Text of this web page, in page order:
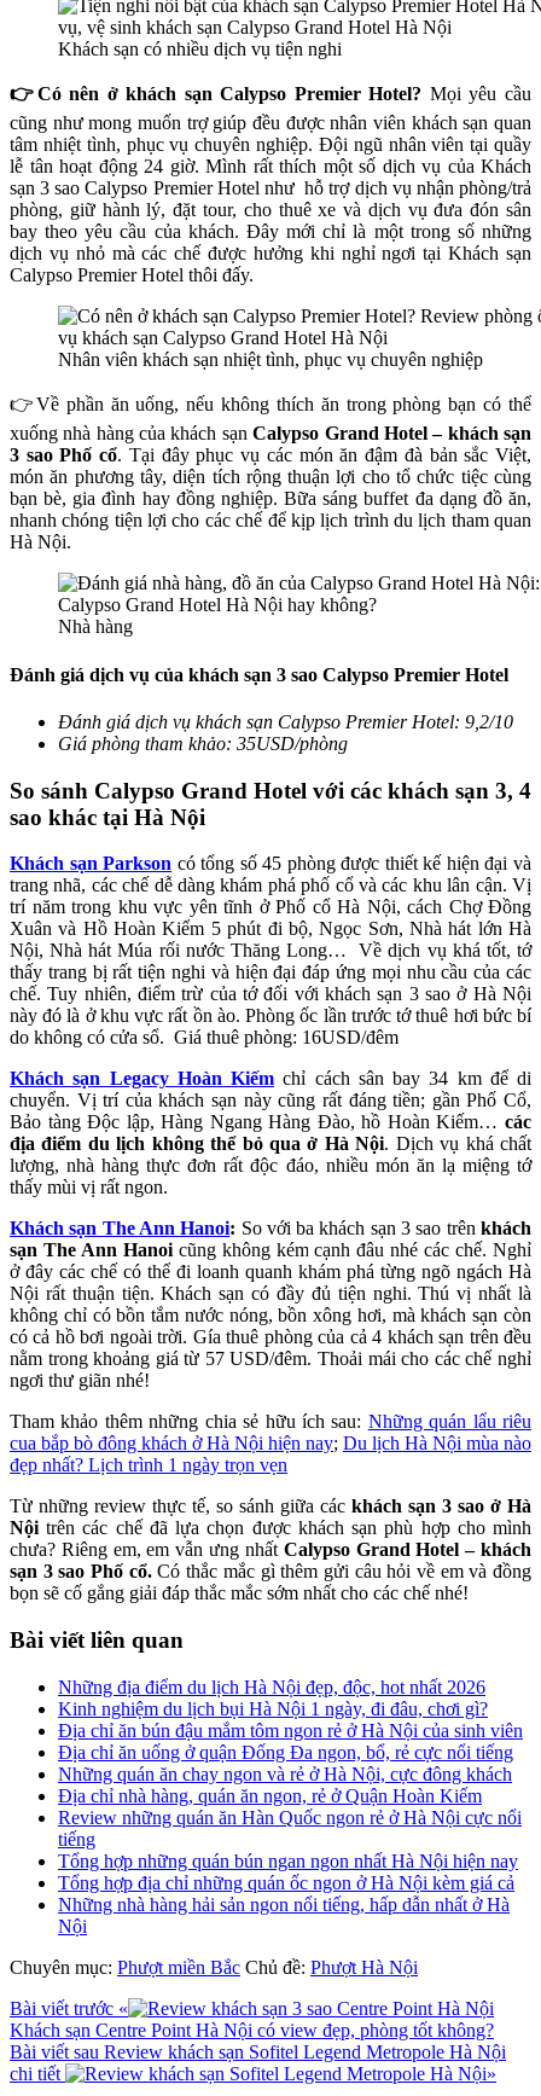
Khách sạn có nhiều dịch vụ tiện nghi
👉Có nên ở khách sạn Calypso Premier Hotel? Mọi yêu cầu
cũng như mong muốn trợ giúp đều được nhân viên khách sạn quan
tâm nhiệt tình, phục vụ chuyên nghiệp. Đội ngũ nhân viên tại quầy
lễ tân hoạt động 24 giờ. Mình rất thích một số dịch vụ của Khách
sạn 3 sao Calypso Premier Hotel như hỗ trợ dịch vụ nhận phòng/trả
phòng, giữ hành lý, đặt tour, cho thuê xe và dịch vụ đưa đón sân
bay theo yêu cầu của khách. Đây mới chỉ là một trong số những
dịch vụ nhỏ mà các chế được hưởng khi nghỉ ngơi tạiKhách sạn
Calypso Premier Hotel thôi đấy.
Nhân viên khách sạn nhiệt tình, phục vụ chuyên nghiệp
👉Về phần ăn uống, nếu không thích ăn trong phòng bạn có thể
xuống nhà hàng của khách sạnCalypso Grand Hotel – khách sạn
3 sao Phố cổ. Tại đây phục vụ các món ăn đậm đà bản sắc Việt,
món ăn phương tây, diện tích rộng thuận lợi cho tổ chức tiệc cùng
bạn bè, gia đình hay đồng nghiệp. Bữa sáng buffet đa dạng đồ ăn,
nhanh chóng tiện lợi cho các chế để kịp lịch trình du lịch tham quan
Hà Nội.
Nhà hàng
Đánh giá dịch vụ của khách sạn 3 sao Calypso Premier Hotel
Đánh giá dịch vụ khách sạn Calypso Premier Hotel: 9,2/10
Giá phòng tham khảo: 35USD/phòng
So sánh Calypso Grand Hotel với các khách sạn 3, 4
sao khác tại Hà Nội
Khách sạn Parkson có tổng số 45 phòng được thiết kế hiện đại và
trang nhã, các chế dễ dàng khám phá phố cổ và các khu lân cận. Vị
trí năm trong khu vực yên tĩnh ở Phố cổ Hà Nội, cách Chợ Đồng
Xuân và Hồ Hoàn Kiếm 5 phút đi bộ, Ngọc Sơn, Nhà hát lớn Hà
Nội, Nhà hát Múa rối nước Thăng Long…Về dịch vụ khá tốt, tớ
thấy trang bị rất tiện nghi và hiện đại đáp ứng mọi nhu cầu của các
chế. Tuy nhiên, điểm trừ của tớ đối với khách sạn 3 sao ở Hà Nội
này đó là ở khu vực rất ồn ào. Phòng ốc lần trước tớ thuê hơi bức bí
do không có cửa sổ. Giá thuê phòng: 16USD/đêm
Khách sạn Legacy Hoàn Kiếm chỉ cách sân bay 34 km để di
chuyển. Vị trí của khách sạn này cũng rất đáng tiền; gần Phố Cổ,
Bảo tàng Độc lập, Hàng Ngang Hàng Đào, hồ Hoàn Kiếm… các
địa điểm du lịch không thể bỏ qua ở Hà Nội. Dịch vụ khá chất
lượng, nhà hàng thực đơn rất độc đáo, nhiều món ăn lạ miệng tớ
thấy mùi vị rất ngon.
Khách sạn The Ann Hanoi: So với ba khách sạn 3 sao trênkhách
sạn The Ann Hanoicũng không kém cạnh đâu nhé các chế. Nghỉ
ở đây các chế có thể đi loanh quanh khám phá từng ngõ ngách Hà
Nội rất thuận tiện. Khách sạn có đầy đủ tiện nghi. Thú vị nhất là
không chỉ có bồn tắm nước nóng, bồn xông hơi, mà khách sạn còn
có cả hồ bơi ngoài trời. Gía thuê phòng của cả 4 khách sạn trên đều
nằm trong khoảng giá từ 57 USD/đêm. Thoải mái cho các chế nghỉ
ngơi thư giãn nhé!
Tham khảo thêm những chia sẻ hữu ích sau: Những quán lẩu riêu
cua bắp bò đông khách ở Hà Nội hiện nay; Du lịch Hà Nội mùa nào
đẹp nhất? Lịch trình 1 ngày trọn vẹn
Từ những review thực tế, so sánh giữa các khách sạn 3 sao ở Hà
Nội trên các chế đã lựa chọn được khách sạn phù hợp cho mình
chưa? Riêng em, em vẫn ưng nhất Calypso Grand Hotel – khách
sạn 3 sao Phố cổ.Có thắc mắc gì thêm gửi câu hỏi về em và đồng
bọn sẽ cố gắng giải đáp thắc mắc sớm nhất cho các chế nhé!
Bài viết liên quan
Những địa điểm du lịch Hà Nội đẹp, độc, hot nhất 2026
Kinh nghiệm du lịch bụi Hà Nội 1 ngày, đi đâu, chơi gì?
Địa chỉ ăn bún đậu mắm tôm ngon rẻ ở Hà Nội của sinh viên
Địa chỉ ăn uống ở quận Đống Đa ngon, bổ, rẻ cực nổi tiếng
Những quán ăn chay ngon và rẻ ở Hà Nội, cực đông khách
Địa chỉ nhà hàng, quán ăn ngon, rẻ ở Quận Hoàn Kiếm
Review những quán ăn Hàn Quốc ngon rẻ ở Hà Nội cực nổi
tiếng
Tổng hợp những quán bún ngan ngon nhất Hà Nội hiện nay
Tổng hợp địa chỉ những quán ốc ngon ở Hà Nội kèm giá cả
Những nhà hàng hải sản ngon nổi tiếng, hấp dẫn nhất ở Hà
Nội
Chuyên mục: Phượt miền Bắc Chủ đề: Phượt Hà Nội
Bài viết trước «
Khách sạn Centre Point Hà Nội có view đẹp, phòng tốt không?
Bài viết sau Review khách sạn Sofitel Legend Metropole Hà Nội
chi tiết
»